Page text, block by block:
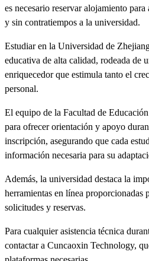
es necesario reservar alojamiento
y sin contratiempos a la universidad.
Estudiar en la Universidad de
educativa de alta calidad, rodeada de
enriquecedor que estimula tanto el
personal.
El equipo de la Facultad de
para ofrecer orientación y apoyo
inscripción, asegurando que cada
información necesaria para su
Además, la universidad destaca la
herramientas en línea proporcionadas
solicitudes y reservas.
Para cualquier asistencia técnica
contactar a Cuncaoxin Technology,